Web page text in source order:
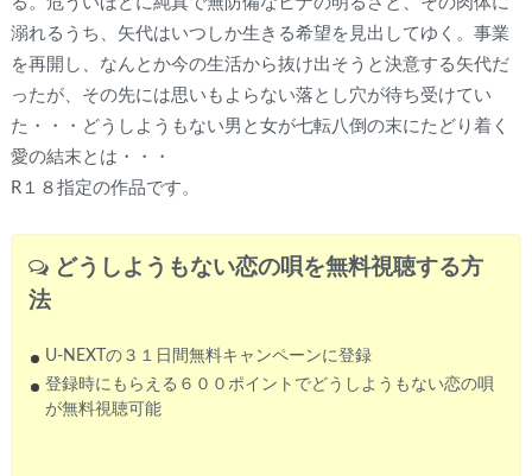
溺れるうち、矢代はいつしか生きる希望を見出してゆく。事業
を再開し、なんとか今の生活から抜け出そうと決意する矢代だ
ったが、その先には思いもよらない落とし穴が待ち受けてい
た・・・どうしようもない男と女が七転八倒の末にたどり着く
愛の結末とは・・・
R１８指定の作品です。
どうしようもない恋の唄を無料視聴する方
法
U-NEXTの３１日間無料キャンペーンに登録
登録時にもらえる６００ポイントでどうしようもない恋の唄
が無料視聴可能